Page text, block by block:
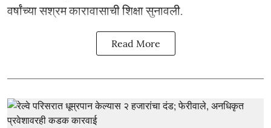
वर्षांच्या सश्रम कारावासाची शिक्षा सुनावली.
Read More